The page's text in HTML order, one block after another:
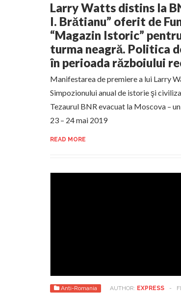
Larry Watts distins la
I. Brătianu” oferit de
“Magazin Istoric”
turma neagră. Politica
în perioada războiului
Manifestarea de premiere a lui Larry
Simpozionului anual de istorie şi
Tezaurul BNR evacuat la Moscova –
23 – 24 mai 2019
READ MORE
Anti-Romania AUTHOR: EXPRESS -